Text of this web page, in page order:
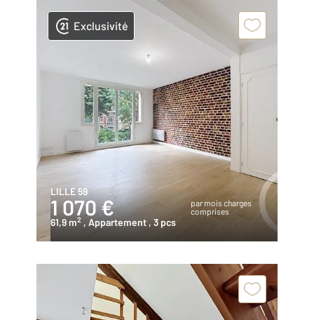
Exclusivité
LILLE 59
1 070 €
par mois charges
comprises
61,9 m2 , Appartement , 3 pcs